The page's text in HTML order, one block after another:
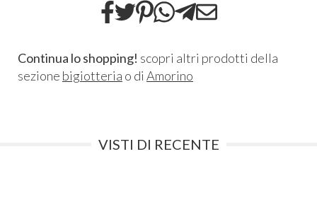
Continua lo shopping! scopri altri prodotti della
sezione bigiotteria o di Amorino
VISTI DI RECENTE